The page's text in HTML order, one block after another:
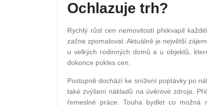
Ochlazuje trh?
Rychlý růst cen nemovitostí překvapil
začne zpomalovat. Aktuálně je největší
u velkých rodinných domů a u objektů,
dokonce pokles cen.
Postupně dochází ke snížení poptávky po
také zvýšení nákladů na úvěrové zdroje.
řemeslné práce. Touha bydlet co možná